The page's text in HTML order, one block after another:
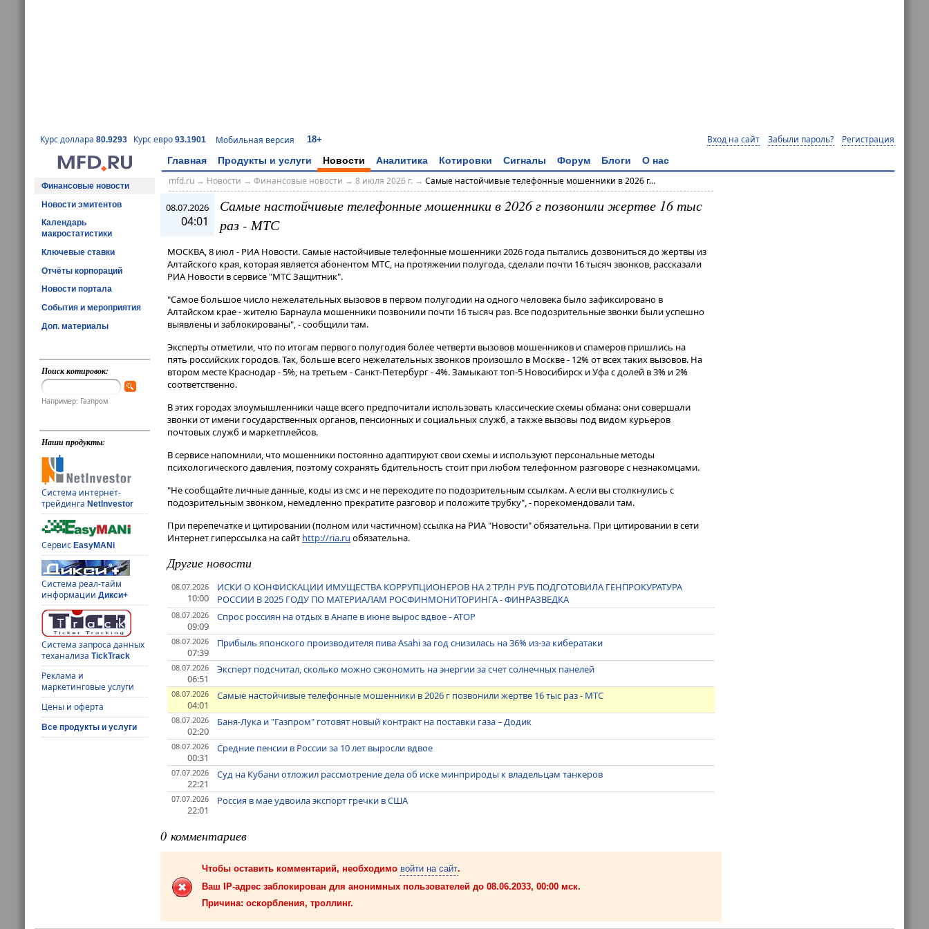
Курс доллара 80.9293 Курс евро 93.1901 Мобильная версия 18+ Вход на сайт Забыли пароль? Регистрация
Главная Продукты и услуги Новости Аналитика Котировки Сигналы Форум Блоги О нас
Финансовые новости
Новости эмитентов
Календарь
макростатистики
Ключевые ставки
Отчёты корпораций
Новости портала
События и мероприятия
Доп. материалы
Поиск котировок:
Например: Газпром
Наши продукты:
Система интернет-
трейдингаNetInvestor
СервисEasyMANi
Система реал-тайм
информацииДикси+
Система запроса данных
теханализаTickTrack
Реклама и
маркетинговые услуги
Цены и оферта
Все продукты и услуги
mfd.ru→ Новости → Финансовые новости → 8 июля 2026 г. → Самые настойчивые телефонные мошенники в 2026 г...
08.07.2026
04:01
Самые настойчивые телефонные мошенники в 2026 г позвонили жертве 16 тыс
раз - МТС
МОСКВА, 8 июл - РИА Новости. Самые настойчивые телефонные мошенники 2026 года пытались дозвониться до жертвы из
Алтайского края, которая является абонентом МТС, на протяжении полугода, сделали почти 16 тысяч звонков, рассказали
РИА Новости в сервисе "МТС Защитник".
"Самое большое число нежелательных вызовов в первом полугодии на одного человека было зафиксировано в
Алтайском крае - жителю Барнаула мошенники позвонили почти 16 тысяч раз​​​. Все подозрительные звонки были успешно
выявлены и заблокированы", - сообщили там.
Эксперты отметили, что по итогам первого полугодия более четверти вызовов мошенников и спамеров пришлись на
пять российских городов. Так, больше всего нежелательных звонков произошло в Москве - 12% от всех таких вызовов. На
втором месте Краснодар - 5%, на третьем - Санкт-Петербург - 4%. Замыкают топ-5 Новосибирск и Уфа с долей в 3% и 2%
соответственно.
В этих городах злоумышленники чаще всего предпочитали использовать классические схемы обмана: они совершали
звонки от имени государственных органов, пенсионных и социальных служб, а также вызовы под видом курьеров
почтовых служб и маркетплейсов.
В сервисе напомнили, что мошенники постоянно адаптируют свои схемы и используют персональные методы
психологического давления, поэтому сохранять бдительность стоит при любом телефонном разговоре с незнакомцами.
"Не сообщайте личные данные, коды из смс и не переходите по подозрительным ссылкам. А если вы столкнулись с
подозрительным звонком, немедленно прекратите разговор и положите трубку", - порекомендовали там.
При перепечатке и цитировании (полном или частичном) ссылка на РИА "Новости" обязательна. При цитировании в сети
Интернет гиперссылка на сайт http://ria.ru обязательна.
Другие новости
08.07.2026
10:00
ИСКИ О КОНФИСКАЦИИ ИМУЩЕСТВА КОРРУПЦИОНЕРОВ НА 2 ТРЛН РУБ ПОДГОТОВИЛА ГЕНПРОКУРАТУРА
РОССИИ В 2025 ГОДУ ПО МАТЕРИАЛАМ РОСФИНМОНИТОРИНГА - ФИНРАЗВЕДКА
08.07.2026
09:09
Спрос россиян на отдых в Анапе в июне вырос вдвое - АТОР
08.07.2026
07:39
Прибыль японского производителя пива Asahi за год снизилась на 36% из-за кибератаки
08.07.2026
06:51
Эксперт подсчитал, сколько можно сэкономить на энергии за счет солнечных панелей
08.07.2026
04:01
Самые настойчивые телефонные мошенники в 2026 г позвонили жертве 16 тыс раз - МТС
08.07.2026
02:20
Баня-Лука и "Газпром" готовят новый контракт на поставки газа – Додик
08.07.2026
00:31
Средние пенсии в России за 10 лет выросли вдвое
07.07.2026
22:21
Суд на Кубани отложил рассмотрение дела об иске минприроды к владельцам танкеров
07.07.2026
22:01
Россия в мае удвоила экспорт гречки в США
0 комментариев
Чтобы оставить комментарий, необходимо войти на сайт.
Ваш IP-адрес заблокирован для анонимных пользователей до 08.06.2033, 00:00 мск.
Причина: оскорбления, троллинг.